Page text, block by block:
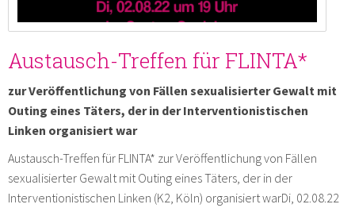
Austausch-Treffen für FLINTA*
zur Veröffentlichung von Fällen sexualisierter Gewalt mit
Outing eines Täters, der in der Interventionistischen
Linken organisiert war
Austausch-Treffen für FLINTA* zur Veröffentlichung von Fällen
sexualisierter Gewalt mit Outing eines Täters, der in der
Interventionistischen Linken (K2, Köln) organisiert warDi, 02.08.22